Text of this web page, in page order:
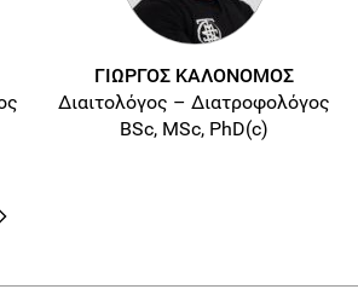
ΓΙΩΡΓΟΣ ΚΑΛΟΝΟΜΟΣ
Διαιτολόγος – Διατροφολόγος
BSc, MSc, PhD(c)